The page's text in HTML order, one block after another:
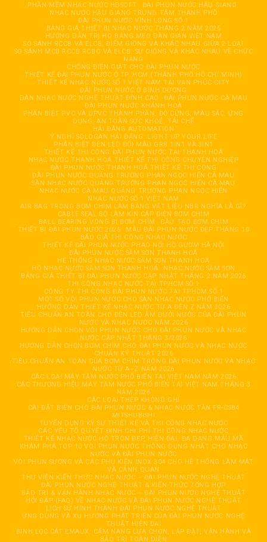
PHẦN MỀM NHẠC NƯỚC HDSOFT
ĐÀI PHUN NƯỚC HÂỤ GIANG
NHẠC NƯỚC HẬU GIANG TRUNG TÂM THÀNH PHỐ
ĐÀI PHUN NƯỚC VĨNH LONG SỐ 1
BẢNG GIÁ THIẾT BỊ NHẠC NƯỚC THÁNG 2 NĂM 2025
HƯỚNG DẪN TRỊ HO BẰNG MẸO DÂN GIAN VIỆT NAM
SO SÁNH RCCB VÀ ELCB, ĐIỂM GIỐNG VÀ KHÁC NHAU GIỮA 2 LOẠI
SO SÁNH MCB RCCB RCBO VÀ ELCB: SỰ GIỐNG VÀ KHÁC NHAU VỀ CHỨC
NĂNG
CHỐNG ĐIỆN GIẬT CHO ĐÀI PHUN NƯỚC
THIẾT KẾ ĐÀI PHUN NƯỚC Ở TP. HCM (THÀNH PHỐ HỒ CHÍ MINH)
THIẾT KẾ NHẠC NƯỚC SỐ 1 VIỆT NAM TẠI VẠN PHÚC CITY
ĐÀI PHUN NƯỚC Ở BÌNH DƯƠNG
DÀN NHẠC NƯỚC NGHỆ THUẬT ĐỈNH CAO
ĐÀI PHUN NƯỚC CÀ MAU
ĐÀI PHUN NƯỚC KHÁNH HOÀ
PHÂN BIỆT PVC VÀ UPVC THÀNH PHẦN, ĐỘ CỨNG, MÀU SẮC, ỨNG
DỤNG, AN TOÀN SỨC KHOẺ, TÁI CHẾ
HẢI ĐĂNG AUTOMATION
Ý NGHĨ SOLOGAN HẢI ĐĂNG: LIGHT UP YOUR LIFE
PHÂN BIỆT ĐÈN LED ĐỔI MÀU GRB 1IN1 VÀ 3IN1
THIẾT KẾ THI CÔNG ĐÀI PHUN NƯỚC TẠI THANH HOÁ
NHẠC NƯỚC THANH HOÁ THIẾT KẾ THI CÔNG CHUYÊN NGHIỆP
ĐÀI PHUN NƯỚC THANH HOÁ THIẾT KẾ THI CÔNG
ĐÀI PHUN NƯỚC QUẢNG TRƯỜNG PHAN NGỌC HIỂN CÀ MAU
SÀN NHẠC NƯỚC QUẢNG TRƯỜNG PHAN NGỌC HIỂN CÀ MAU
NHẠC NƯỚC CÀ MAU QUẢNG TRƯỜNG PHAN NGỌC HIỂN
NHẠC NƯỚC SỐ 1 VIỆT NAM
AIR BAG TRONG BƠM CHÌM LÀM BẰNG VẬT LIỆU NBR NGHĨA LÀ GÌ?
CABLE SEAL BỘ LÀM KÍN CÁP ĐIỆN BƠM CHÌM
BALL BEARING VÒNG BI BƠM CHÌM
CẦU TẠO BƠM CHÌM
THIẾT BỊ ĐÀI PHUN NƯỚC 2025
MẪU ĐÀI PHUN NƯỚC ĐẸP THÁNG 10
BÁO GIÁ THI CÔNG NHẠC NƯỚC
THIẾT KẾ ĐÀI PHUN NƯỚC PHAO NỔI HỒ GƯƠM HÀ NỘI
ĐÀI PHUN NƯỚC SẦM SƠN THANH HOÁ
HỆ THỐNG NHẠC NƯỚC SẦM SƠN THANH HOÁ
HỒ NHẠC NƯỚC SẦM SƠN THANH HOÁ
NHẠC NƯỚC SẦM SƠN
BẢNG GIÁ THIẾT BỊ ĐÀI PHUN NƯỚC CẬP NHẬT THÁNG 2 NĂM 2026
THI CÔNG NHẠC NƯỚC TẠI TPHCM SỐ 1
CÔNG TY THI CÔNG ĐÀI PHUN NƯỚC TẠI TPHCM SỐ 1
MỘT SỐ VÒI PHUN NƯỚC CHO SÀN NHẠC NƯỚC PHỔ BIẾN
HƯỚNG DẪN THIẾT KẾ NHẠC NƯỚC TỪ A ĐẾN Z NĂM 2026
TIÊU CHUẨN AN TOÀN CHO ĐÈN LED ÂM DƯỚI NƯỚC CỦA ĐÀI PHUN
NƯỚC VÀ NHẠC NƯỚC NĂM 2026
HƯỚNG DẪN CHỌN VÒI PHUN NƯỚC CHO ĐÀI PHUN NƯỚC VÀ NHẠC
NƯỚC CẬP NHẬT THÁNG 3/2026
HƯỚNG DẪN CHỌN BƠM CHÌM CHO ĐÀI PHUN NƯỚC VÀ NHẠC NƯỚC
CHUẨN KỸ THUẬT 2026
TIÊU CHUẨN AN TOÀN CỦA BƠM CHÌM TRONG ĐÀI PHUN NƯỚC VÀ NHẠC
NƯỚC TỪ A–Z NĂM 2026
CÁC LOẠI MÁY TĂM NƯỚC PHỔ BIẾN TẠI VIỆT NAM NĂM 2026
CÁC THƯƠNG HIỆU MÁY TĂM NƯỚC PHỔ BIẾN TẠI VIỆT NAM THÁNG 3
NĂM 2026
CÁC LOẠI THÉP KHÔNG GHỈ
CÀI ĐẶT BIẾN CHO ĐÀI PHUN NƯỚC & NHẠC NƯỚC TẦN FR-CS84
MITSHUBISHI
TUYỂN DỤNG KỸ SƯ THIẾT KẾ VÀ THI CÔNG NHẠC NƯỚC
CÁC YẾU TỐ QUYẾT ĐỊNH CHI PHÍ THI CÔNG NHẠC NƯỚC
THIẾT KẾ NHẠC NƯỚC HỒ TRÒN ĐẸP, HIỆN ĐẠI, ĐA DẠNG MẪU MÃ
KHÁM PHÁ TOP 10 VÒI PHUN NƯỚC THÔNG DỤNG NHẤT CHO NHẠC
NƯỚC VÀ ĐÀI PHUN NƯỚC
VÒI PHUN SƯƠNG VÀ CÁC PHỤ KIỆN INOX 304 CHO HỆ THỐNG LÀM MÁT
VÀ CẢNH QUAN
THƯ VIỆN KIẾN THỨC NHẠC NƯỚC – ĐÀI PHUN NƯỚC NGHỆ THUẬT
ĐÀI PHUN NƯỚC NGHỆ THUẬT & KIẾN THỨC TỔNG HỢP
BẢO TRÌ & VẬN HÀNH NHẠC NƯỚC – ĐÀI PHUN NƯỚC NGHỆ THUẬT
HỎI ĐÁP (FAQ) VỀ NHẠC NƯỚC VÀ ĐÀI PHUN NƯỚC NGHỆ THUẬT
LỊCH SỬ HÌNH THÀNH ĐÀI PHUN NƯỚC NGHỆ THUẬT
ỨNG DỤNG VÀ XU HƯỚNG PHÁT TRIỂN CỦA ĐÀI PHUN NƯỚC NGHỆ
THUẬT HIỆN ĐẠI
BÌNH LỌC CÁT EMAUX: CẨM NANG LỰA CHỌN, LẮP ĐẶT, VẬN HÀNH VÀ
BẢO TRÌ TOÀN DIỆN